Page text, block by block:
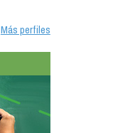
Más perfiles